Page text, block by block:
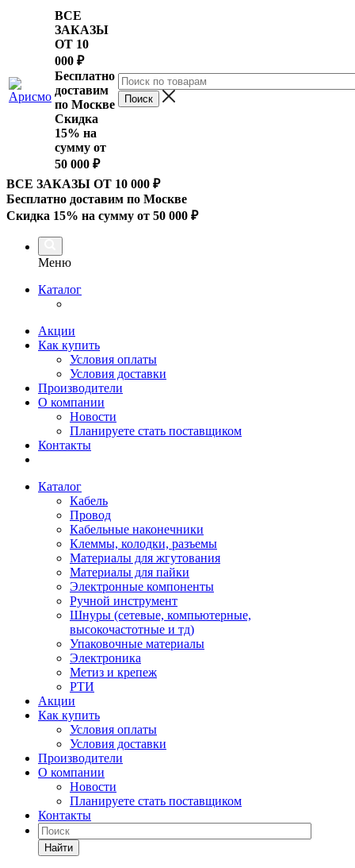
ВСЕ
ЗАКАЗЫ
ОТ 10
000 ₽
Бесплатно
доставим
по Москве
Скидка
15% на
сумму от
50 000 ₽
ВСЕ ЗАКАЗЫ ОТ 10 000 ₽
Бесплатно доставим по Москве
Скидка 15% на сумму от 50 000 ₽
Меню
Каталог
Акции
Как купить
Условия оплаты
Условия доставки
Производители
О компании
Новости
Планируете стать поставщиком
Контакты
Каталог
Кабель
Провод
Кабельные наконечники
Клеммы, колодки, разъемы
Материалы для жгутования
Материалы для пайки
Электронные компоненты
Ручной инструмент
Шнуры (сетевые, компьютерные,
высокочастотные и тд)
Упаковочные материалы
Электроника
Метиз и крепеж
РТИ
Акции
Как купить
Условия оплаты
Условия доставки
Производители
О компании
Новости
Планируете стать поставщиком
Контакты
Найти